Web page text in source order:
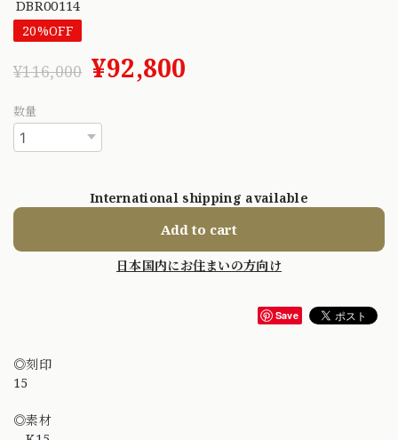
DBR00114
20%OFF
¥116,000 ¥92,800
数量
International shipping available
Add to cart
日本国内にお住まいの方向け
Save
◎刻印
15
◎素材